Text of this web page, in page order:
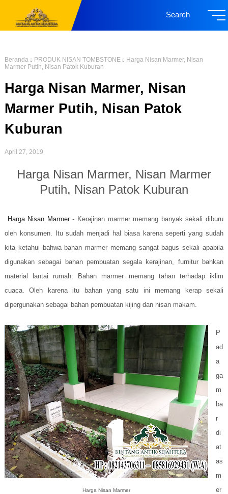
Search
Beranda PRODUK NISAN TOMBSTONE
Harga Nisan Marmer, Nisan
Marmer Putih, Nisan Patok Kuburan
Harga Nisan Marmer, Nisan
Marmer Putih, Nisan Patok
Kuburan
April 27, 2019
Harga Nisan Marmer, Nisan Marmer
Putih, Nisan Patok Kuburan
Harga Nisan Marmer- Kerajinan marmer memang banyak sekali diburu
oleh konsumen. Itu sudah menjadi hal biasa karena seperti yang sudah
kita ketahui bahwa bahan marmer memang sangat bagus sekali apabila
digunakan sebagai bahan pembuatan segala kerajinan, furnitur bahkan
material lantai rumah. Bahan marmer memang tahan terhadap iklim
cuaca. Oleh karena itu bahan yang satu ini memang kerap sekali
dipergunakan sebagai bahan pembuatan kijing dan nisan makam.
Harga Nisan Marmer
P
ad
a
ga
m
ba
r
di
at
as
m
er